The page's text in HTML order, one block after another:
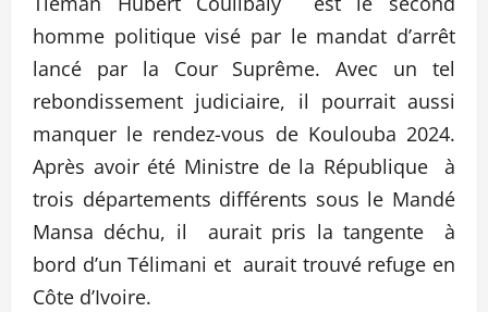
homme politique visé par le mandat d’arrêt
lancé par la Cour Suprême. Avec un tel
rebondissement judiciaire, il pourrait aussi
manquer le rendez-vous de Koulouba 2024.
Après avoir été Ministre de la République à
trois départements différents sous le Mandé
Mansa déchu, il aurait pris la tangente à
bord d’un Télimani et aurait trouvé refuge en
Côte d’Ivoire.